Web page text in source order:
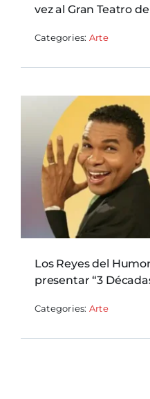
vez al Gran Teatro
Categories: Arte
Los Reyes del
presentar “3
Categories: Arte